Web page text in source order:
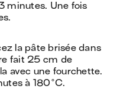
minutes. Une fois
la pâte brisée dans
fait 25 cm de
avec une fourchette.
à 180°C.